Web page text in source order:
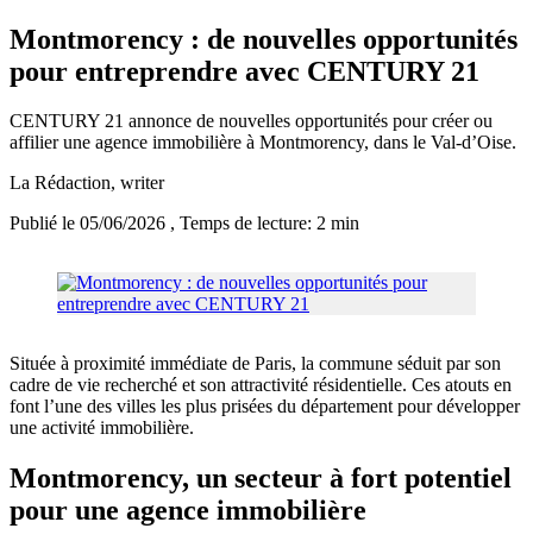
Montmorency : de nouvelles opportunités
pour entreprendre avec CENTURY 21
CENTURY 21 annonce de nouvelles opportunités pour créer ou
affilier une agence immobilière à Montmorency, dans le Val-d’Oise.
La Rédaction, writer
Publié le 05/06/2026 , Temps de lecture: 2 min
Située à proximité immédiate de Paris, la commune séduit par son
cadre de vie recherché et son attractivité résidentielle. Ces atouts en
font l’une des villes les plus prisées du département pour développer
une activité immobilière.
Montmorency, un secteur à fort potentiel
pour une agence immobilière